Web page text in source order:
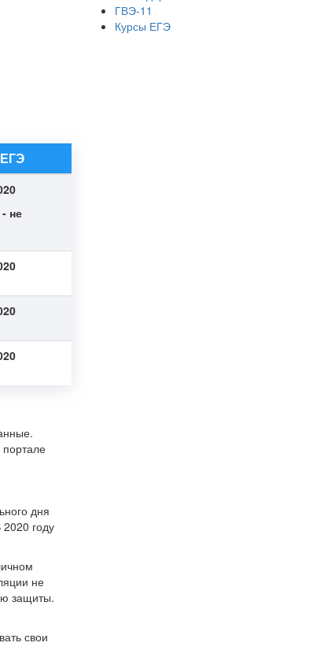
не
дня
году
не
защиты.
свои
ГВЭ-11
Курсы ЕГЭ